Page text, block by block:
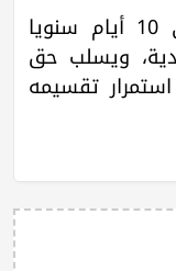
ويغلق الاحتلال الحرم الإبراهيمي 10 أيام سنويا
ويسلب حق
تقسيمه